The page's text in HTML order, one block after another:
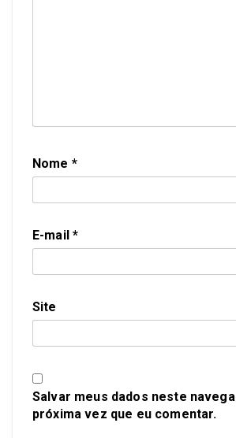
Nome *
E-mail*
Site
Salvar meus dados neste
próxima vez que eu comentar.